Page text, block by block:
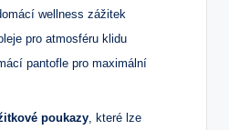
wellness zážitek
pro atmosféru klidu
pantofle pro maximální
poukazy, které lze